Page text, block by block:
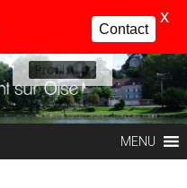
Profil
MENU
Contact
X